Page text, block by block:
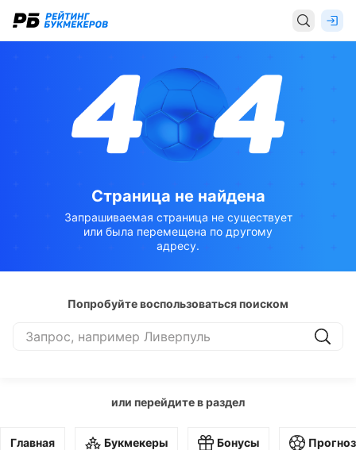
Страница не найдена
Запрашиваемая страница не существует
или была перемещена по другому
адресу.
Попробуйте воспользоваться поиском
или перейдите в раздел
Главная Букмекеры Бонусы